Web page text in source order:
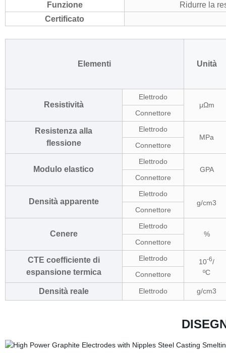
Funzione
Ridurre la
Certificato
Elementi Unità
Resistività
Elettrodo
μΩm
Connettore
Resistenza alla
flessione
Elettrodo
MPa
Connettore
Modulo elastico
Elettrodo
GPA
Connettore
Densità apparente
Elettrodo
g/cm3
Connettore
Cenere
Elettrodo
%
Connettore
CTE coefficiente di
espansione termica
Elettrodo 10-6/
ºC
Connettore
Densità reale Elettrodo g/cm3